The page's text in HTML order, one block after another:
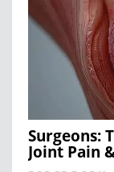
Surgeons:
Joint Pain